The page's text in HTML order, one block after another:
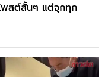
พสต์สั้นๆ แต่จุกทุก